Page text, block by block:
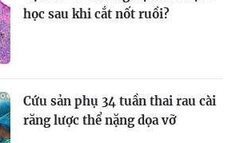
học sau khi cắt nốt ruồi?
Cứu sản phụ 34 tuần thai rau cài
răng lược thể nặng dọa vỡ